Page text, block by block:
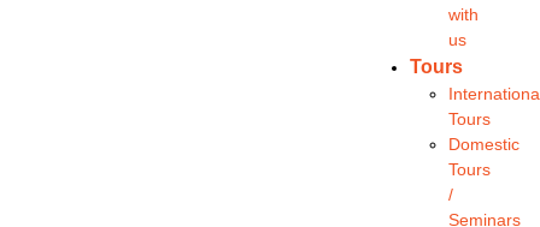
with
us
Tours
Tours
Domestic
Tours
/
Seminars